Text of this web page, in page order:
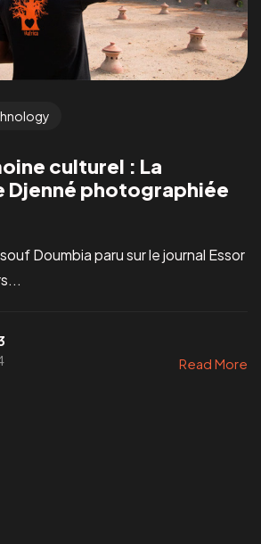
culturel : La
Djenné photographiée
Doumbia paru sur le journal Essor
Read More